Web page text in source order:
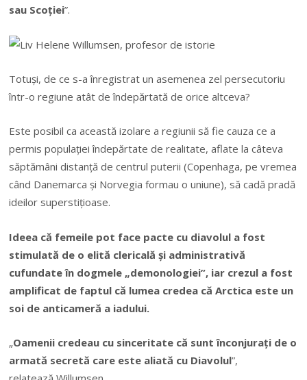
sau Scoţiei”.
Totuşi, de ce s-a înregistrat un asemenea zel persecutoriu
într-o regiune atât de îndepărtată de orice altceva?
Este posibil ca această izolare a regiunii să fie cauza ce a
permis populaţiei îndepărtate de realitate, aflate la câteva
săptămâni distanţă de centrul puterii (Copenhaga, pe vremea
când Danemarca şi Norvegia formau o uniune), să cadă pradă
ideilor superstiţioase.
Ideea că femeile pot face pacte cu diavolul a fost
stimulată de o elită clericală şi administrativă
cufundate în dogmele „demonologiei”, iar crezul a fost
amplificat de faptul că lumea credea că Arctica este un
soi de anticameră a iadului.
„Oamenii credeau cu sinceritate că sunt înconjuraţi de o
armată secretă care este aliată cu Diavolul”,